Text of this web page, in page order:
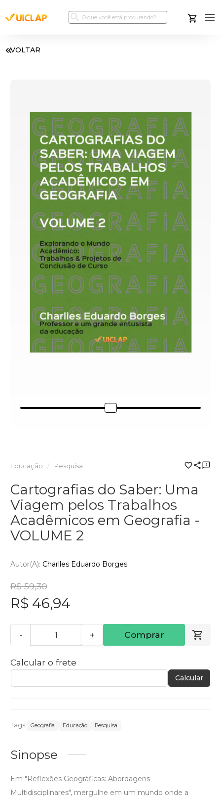
VOLTAR
Educação Pesquisa
Cartografias do Saber: Uma
Viagem pelos Trabalhos
Acadêmicos em Geografia -
VOLUME 2
Autor(a): Charlles Eduardo Borges
R$ 59,30
R$ 46,94
- + Comprar
Calcular o frete
Calcular
Tags: Geografia Educação Pesquisa
Sinopse
Em "Reflexões Geográficas: Abordagens
Multidisciplinares", mergulhe em um mundo onde a